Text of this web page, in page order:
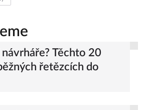
návrháře? Těchto 20
řetězcích do